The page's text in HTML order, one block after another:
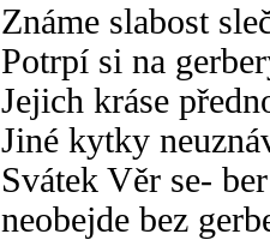
Známe slabost
Potrpí si na
Jejich kráse
Jiné kytky
Svátek Věr se-
neobejde bez